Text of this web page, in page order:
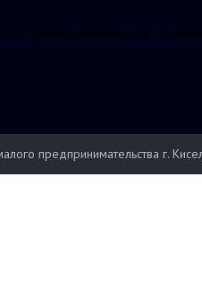
предпринимательства г.
предпринимательства г.